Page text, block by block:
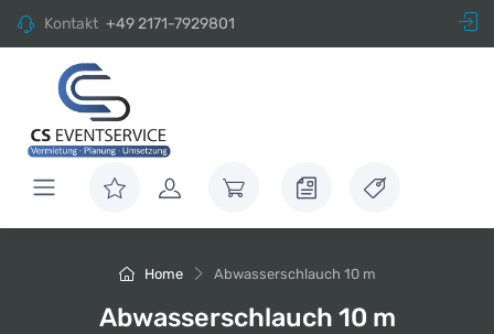
Kontakt +49 2171-7929801
Home Abwasserschlauch 10 m
Abwasserschlauch 10 m